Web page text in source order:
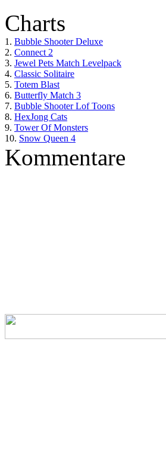
Charts
1. Bubble Shooter Deluxe
2. Connect 2
3. Jewel Pets Match Levelpack
4. Classic Solitaire
5. Totem Blast
6. Butterfly Match 3
7. Bubble Shooter Lof Toons
8. HexJong Cats
9. Tower Of Monsters
10. Snow Queen 4
Kommentare